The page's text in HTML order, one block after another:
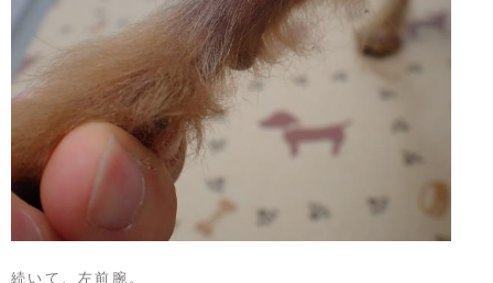
続いて、左前腕。